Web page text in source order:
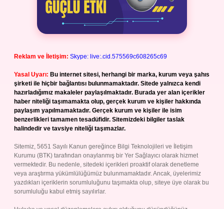
Reklam ve İletişim: Skype: live:.cid.575569c608265c69
Yasal Uyarı: Bu internet sitesi, herhangi bir marka, kurum veya şahıs
şirketi ile hiçbir bağlantısı bulunmamaktadır. Sitede yalnızca kendi
hazırladığımız makaleler paylaşılmaktadır. Burada yer alan içerikler
haber niteliği taşımamakta olup, gerçek kurum ve kişiler hakkında
paylaşım yapılmamaktadır. Gerçek kurum ve kişiler ile isim
benzerlikleri tamamen tesadüfidir. Sitemizdeki bilgiler taslak
halindedir ve tavsiye niteliği taşımazlar.
Sitemiz, 5651 Sayılı Kanun gereğince Bilgi Teknolojileri ve İletişim
Kurumu (BTK) tarafından onaylanmış bir Yer Sağlayıcı olarak hizmet
vermektedir. Bu nedenle, sitedeki içerikleri proaktif olarak denetleme
veya araştırma yükümlülüğümüz bulunmamaktadır. Ancak, üyelerimiz
yazdıkları içeriklerin sorumluluğunu taşımakta olup, siteye üye olarak bu
sorumluluğu kabul etmiş sayılırlar.